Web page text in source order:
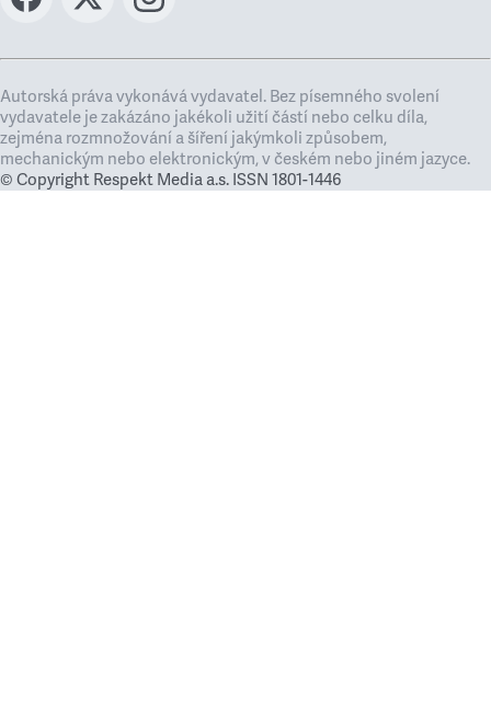
Autorská práva vykonává vydavatel. Bez písemného svolení
vydavatele je zakázáno jakékoli užití částí nebo celku díla,
zejména rozmnožování a šíření jakýmkoli způsobem,
mechanickým nebo elektronickým, v českém nebo jiném jazyce.
© Copyright Respekt Media a.s. ISSN 1801-1446